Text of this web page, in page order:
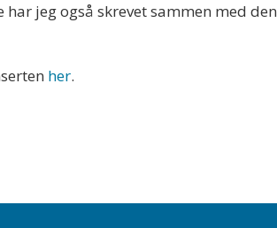
jeg også skrevet sammen med den
her.